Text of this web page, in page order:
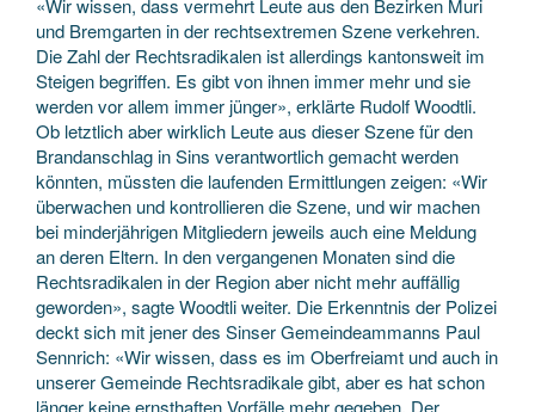
«Wir wissen, dass vermehrt Leute aus den Bezirken Muri
und Bremgarten in der rechtsextremen Szene verkehren.
Die Zahl der Rechtsradikalen ist allerdings kantonsweit im
Steigen begriffen. Es gibt von ihnen immer mehr und sie
werden vor allem immer jünger», erklärte Rudolf Woodtli.
Ob letztlich aber wirklich Leute aus dieser Szene für den
Brandanschlag in Sins verantwortlich gemacht werden
könnten, müssten die laufenden Ermittlungen zeigen: «Wir
überwachen und kontrollieren die Szene, und wir machen
bei minderjährigen Mitgliedern jeweils auch eine Meldung
an deren Eltern. In den vergangenen Monaten sind die
Rechtsradikalen in der Region aber nicht mehr auffällig
geworden», sagte Woodtli weiter. Die Erkenntnis der Polizei
deckt sich mit jener des Sinser Gemeindeammanns Paul
Sennrich: «Wir wissen, dass es im Oberfreiamt und auch in
unserer Gemeinde Rechtsradikale gibt, aber es hat schon
länger keine ernsthaften Vorfälle mehr gegeben. Der